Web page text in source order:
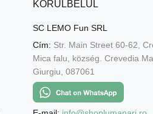
KÖRÜLBELÜL
SC LEMO Fun SRL
Cím: Str. Main Street 60-62,
Mica falu, község. Crevedia
Giurgiu, 087061